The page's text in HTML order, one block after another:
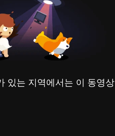
있는 지역에서는 이 동영